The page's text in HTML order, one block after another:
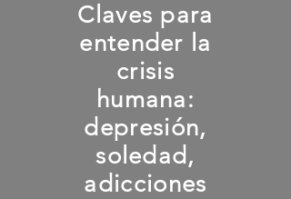
Claves para
entender la
crisis
humana:
depresión,
soledad,
adicciones